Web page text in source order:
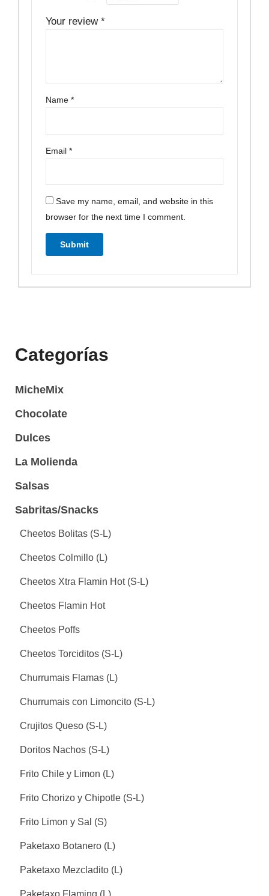
Categorías
MicheMix
Chocolate
Dulces
La Molienda
Salsas
Sabritas/Snacks
Cheetos Bolitas (S-L)
Cheetos Colmillo (L)
Cheetos Xtra Flamin Hot (S-L)
Cheetos Flamin Hot
Cheetos Poffs
Cheetos Torciditos (S-L)
Churrumais Flamas (L)
Churrumais con Limoncito (S-L)
Crujitos Queso (S-L)
Doritos Nachos (S-L)
Frito Chile y Limon (L)
Frito Chorizo y Chipotle (S-L)
Frito Limon y Sal (S)
Paketaxo Botanero (L)
Paketaxo Mezcladito (L)
Paketaxo Flaming (L)
Your review*
Name*
Email*
Save my name, email, and website in this
browser for the next time I comment.